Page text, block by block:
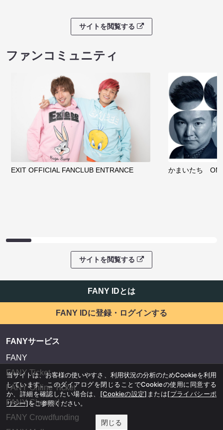
サイトを閲覧する
ファンコミュニティ
EXIT OFFICIAL FANCLUB ENTRANCE かまいたち
サイトを閲覧する
FANY IDとは
FANY IDに登録・ログインする
FANYサービス
FANY
FANY Ticket
FANY Online Ticket
FANY Channel
FANY Crowdfunding
当サイトは、お客様の使いやすさ、利用状況の分析のためCookieを利用
しています。このダイアログを閉じることでCookieの使用に同意する
か、詳細を確認したい場合は、 [Cookieの設定] または[プライバシーポ
リシー]をご参照ください。
閉じる